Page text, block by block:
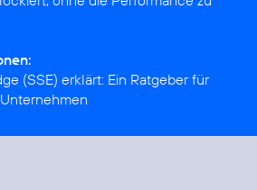
(SSE) erklärt: Ein Ratgeber für